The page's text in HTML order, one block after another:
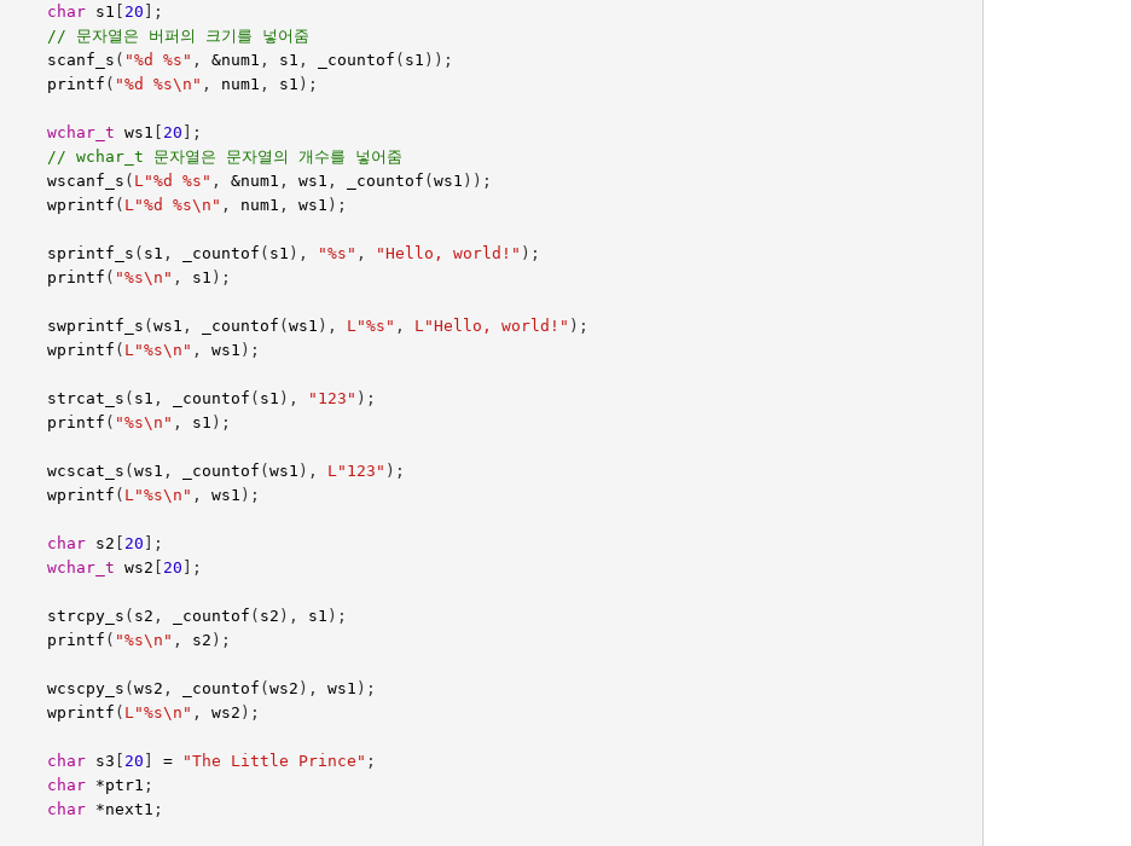
char
s1 [ 20 ];
// 문자열은 버퍼의 크기를 넣어줌
scanf_s ( "%d %s" , &num1 , s1 , _countof ( s1 ));
printf ( "%d %s\n " , num1 , s1 );
wchar_t ws1 [ 20 ];
// wchar_t 문자열은 문자열의 개수를 넣어줌
wscanf_s ( L"%d %s" , &num1 , ws1 , _countof (ws1 ));
wprintf ( L"%d %s\n " , num1 , ws1 );
sprintf_s ( s1 , _countof ( s1 ), "%s" , "Hello, world!" );
printf ( "%s\n " , s1 );
swprintf_s (ws1 , _countof (ws1 ), L"%s" , L"Hello, world!" );
wprintf ( L"%s\n " , ws1 );
strcat_s ( s1 , _countof ( s1 ), "123" );
printf ( "%s\n " , s1 );
wcscat_s (ws1 , _countof (ws1 ), L"123" );
wprintf ( L"%s\n " , ws1 );
char s2 [ 20 ];
wchar_t ws2 [ 20 ];
strcpy_s ( s2 , _countof ( s2 ), s1 );
printf ( "%s\n " , s2 );
wcscpy_s (ws2 , _countof (ws2 ), ws1 );
wprintf ( L"%s\n " , ws2 );
char s3 [ 20 ] = "The Little Prince" ;
char
*ptr1 ;
char
*next1 ;